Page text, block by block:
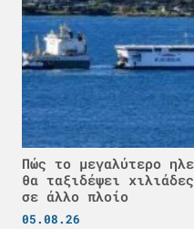
Πώς το μεγαλύτερο
θα ταξιδέψει
σε άλλο πλοίο
05.08.26